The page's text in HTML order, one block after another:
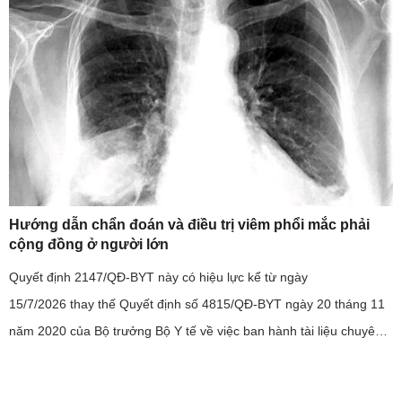
Hướng dẫn chẩn đoán và điều trị viêm phổi mắc phải
cộng đồng ở người lớn
Quyết định 2147/QĐ-BYT này có hiệu lực kể từ ngày
15/7/2026 thay thế Quyết định số 4815/QĐ-BYT ngày 20 tháng 11
năm 2020 của Bộ trưởng Bộ Y tế về việc ban hành tài liệu chuyên